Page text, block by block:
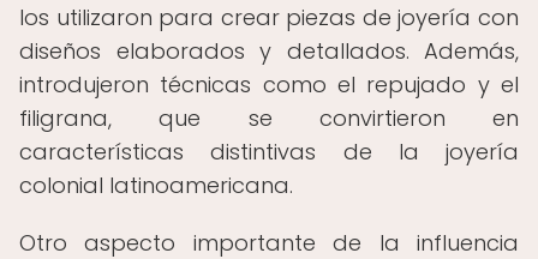
los utilizaron para crear piezas de joyería con
diseños elaborados y detallados. Además,
introdujeron técnicas como el repujado y el
filigrana, que se convirtieron en
características distintivas de la joyería
colonial latinoamericana.
Otro aspecto importante de la influencia